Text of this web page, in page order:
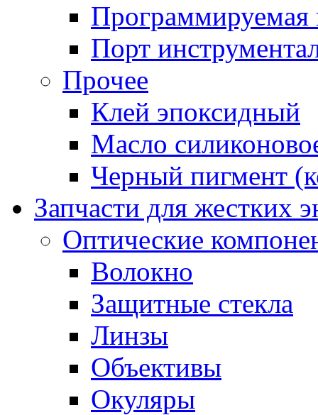
Программируемая
Порт
Прочее
Клей эпоксидный
Масло
Черный пигмент
Запчасти для жестких
Оптические
Волокно
Защитные стекла
Линзы
Объективы
Окуляры